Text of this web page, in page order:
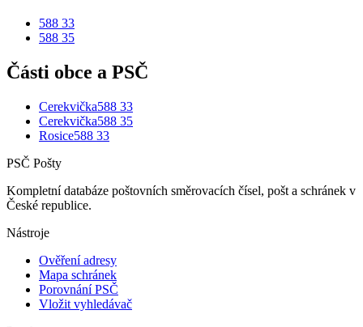
588 33
588 35
Části obce a PSČ
Cerekvička588 33
Cerekvička588 35
Rosice588 33
PSČ Pošty
Kompletní databáze poštovních směrovacích čísel, pošt a schránek v
České republice.
Nástroje
Ověření adresy
Mapa schránek
Porovnání PSČ
Vložit vyhledávač